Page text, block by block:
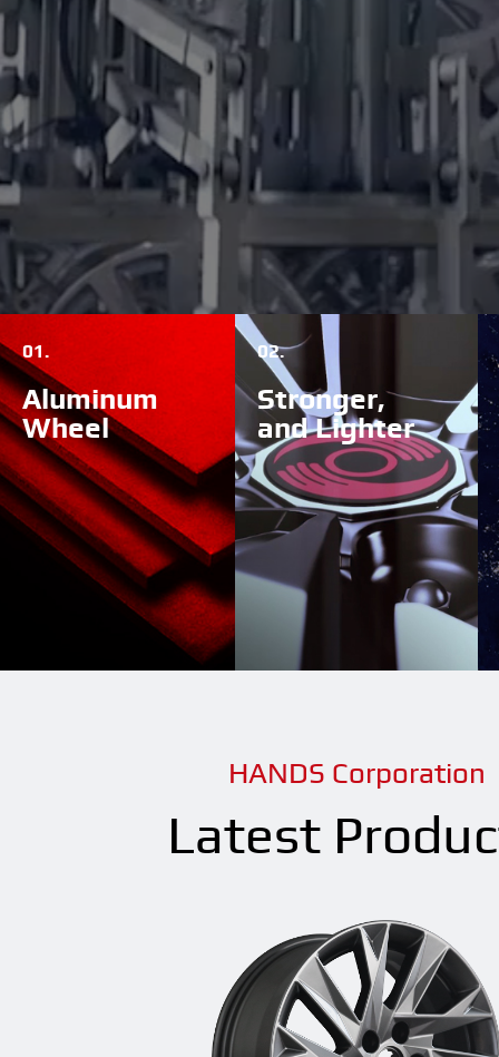
01.
Aluminum
Wheel
02.
Stronger,
and Lighter
HANDS Corporation
Latest